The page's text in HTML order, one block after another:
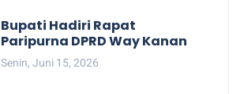
Bupati Hadiri Rapat
Paripurna DPRD Way Kanan
Senin, Juni 15, 2026